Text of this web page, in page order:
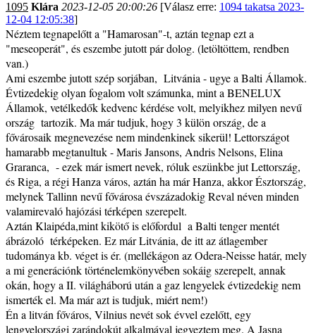
1095 Klára 2023-12-05 20:00:26 [Válasz erre: 1094 takatsa 2023-
12-04 12:05:38]
Néztem tegnapelőtt a "Hamarosan"-t, aztán tegnap ezt a
"meseoperát", és eszembe jutott pár dolog. (letöltöttem, rendben
van.)
Ami eszembe jutott szép sorjában, Litvánia - ugye a Balti Államok.
Évtizedekig olyan fogalom volt számunka, mint a BENELUX
Államok, vetélkedők kedvenc kérdése volt, melyikhez milyen nevű
ország tartozik. Ma már tudjuk, hogy 3 külön ország, de a
fővárosaik megnevezése nem mindenkinek sikerül! Lettországot
hamarabb megtanultuk - Maris Jansons, Andris Nelsons, Elina
Graranca, - ezek már ismert nevek, róluk eszünkbe jut Lettország,
és Riga, a régi Hanza város, aztán ha már Hanza, akkor Észtország,
melynek Tallinn nevű fővárosa évszázadokig Reval néven minden
valamirevaló hajózási térképen szerepelt.
Aztán Klaipéda,mint kikötő is előfordul a Balti tenger mentét
ábrázoló térképeken. Ez már Litvánia, de itt az átlagember
tudománya kb. véget is ér. (mellékágon az Odera-Neisse határ, mely
a mi generációnk történelemkönyvében sokáig szerepelt, annak
okán, hogy a II. világháború után a gaz lengyelek évtizedekig nem
ismerték el. Ma már azt is tudjuk, miért nem!)
Én a litván főváros, Vilnius nevét sok évvel ezelőtt, egy
lengyelországi zarándokút alkalmával jegyeztem meg. A Jasna